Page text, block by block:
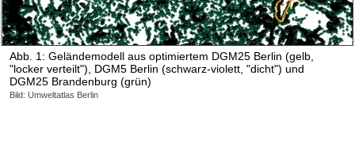
Abb. 1: Geländemodell aus optimiertem DGM25 Berlin (gelb,
"locker verteilt"), DGM5 Berlin (schwarz-violett, "dicht") und
DGM25 Brandenburg (grün)
Bild: Umweltatlas Berlin